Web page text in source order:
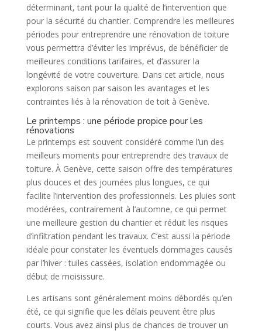
déterminant, tant pour la qualité de l’intervention que
pour la sécurité du chantier. Comprendre les meilleures
périodes pour entreprendre une rénovation de toiture
vous permettra d’éviter les imprévus, de bénéficier de
meilleures conditions tarifaires, et d’assurer la
longévité de votre couverture. Dans cet article, nous
explorons saison par saison les avantages et les
contraintes liés à la rénovation de toit à Genève.
Le printemps : une période propice pour les
rénovations
Le printemps est souvent considéré comme l’un des
meilleurs moments pour entreprendre des travaux de
toiture. À Genève, cette saison offre des températures
plus douces et des journées plus longues, ce qui
facilite l’intervention des professionnels. Les pluies sont
modérées, contrairement à l’automne, ce qui permet
une meilleure gestion du chantier et réduit les risques
d’infiltration pendant les travaux. C’est aussi la période
idéale pour constater les éventuels dommages causés
par l’hiver : tuiles cassées, isolation endommagée ou
début de moisissure.
Les artisans sont généralement moins débordés qu’en
été, ce qui signifie que les délais peuvent être plus
courts. Vous avez ainsi plus de chances de trouver un